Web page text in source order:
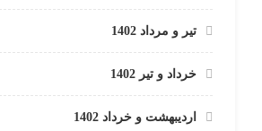
تیر و مرداد 1402
خرداد و تیر 1402
اردیبهشت و خرداد 1402